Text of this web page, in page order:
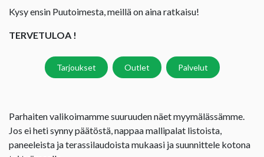
Kysy ensin Puutoimesta, meillä on aina ratkaisu!
TERVETULOA !
Tarjoukset Outlet Palvelut
Parhaiten valikoimamme suuruuden näet myymälässämme.
Jos ei heti synny päätöstä, nappaa mallipalat listoista,
paneeleista ja terassilaudoista mukaasi ja suunnittele kotona